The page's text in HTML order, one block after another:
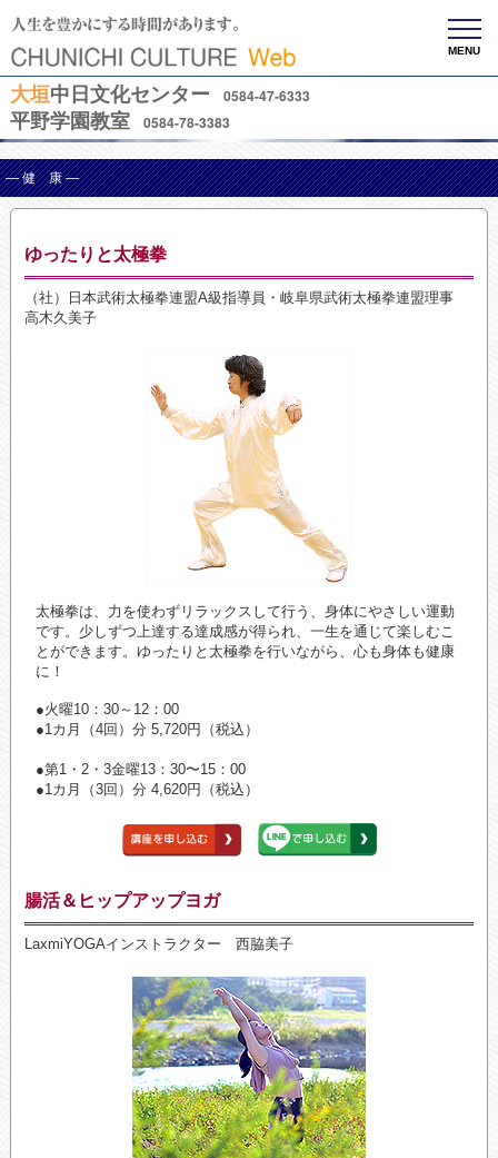
MENU
大垣中日文化センター 0584-47-6333
平野学園教室 0584-78-3383
— 健 康 —
ゆったりと太極拳
（社）日本武術太極拳連盟A級指導員・岐阜県武術太極拳連盟理事
高木久美子
太極拳は、力を使わずリラックスして行う、身体にやさしい運動
です。少しずつ上達する達成感が得られ、一生を通じて楽しむこ
とができます。ゆったりと太極拳を行いながら、心も身体も健康
に！
●火曜10：30～12：00
●1カ月（4回）分 5,720円（税込）
●第1・2・3金曜13：30〜15：00
●1カ月（3回）分 4,620円（税込）
腸活＆ヒップアップヨガ
LaxmiYOGAインストラクター 西脇美子